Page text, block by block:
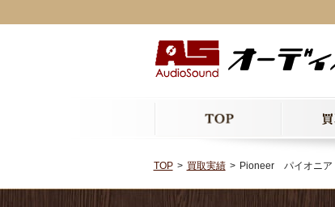
TOP 買取実績 Pioneer パイオニ